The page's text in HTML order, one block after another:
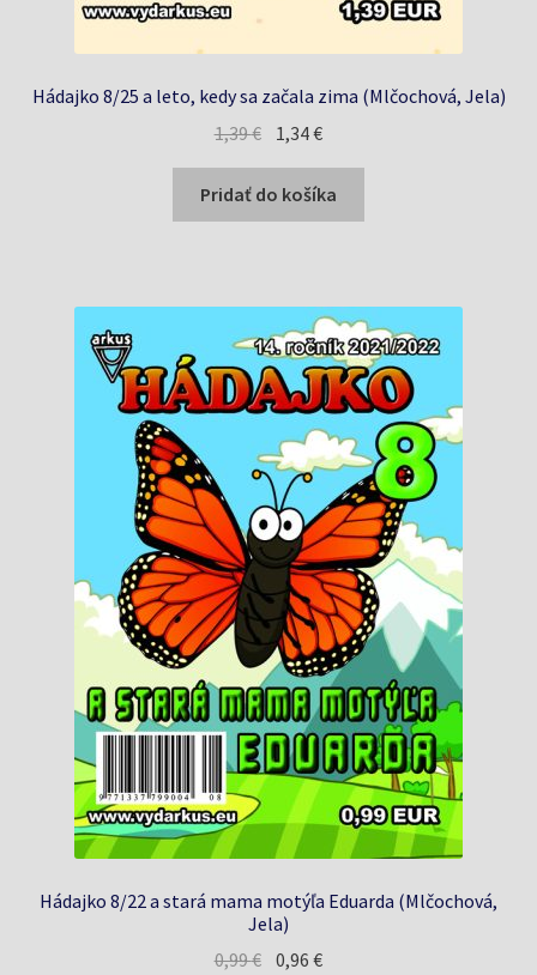
Hádajko 8/25 a leto, kedy sa začala zima (Mlčochová, Jela)
1,39€ Pôvodná
bola:
1,39 €.
1,34€Aktuálna
je:
1,34 €.
Pridať do košíka
Hádajko 8/22 a stará mama motýľa Eduarda (Mlčochová,
Jela)
0,99€ Pôvodná
0,96€Aktuálna